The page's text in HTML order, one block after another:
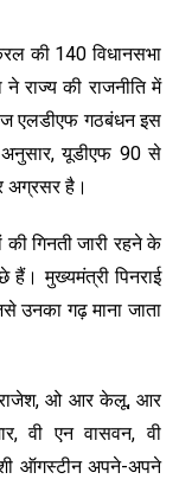
की 140 विधानसभा
राज्य की राजनीति में
एलडीएफ गठबंधन इस
यूडीएफ 90 से
अग्रसर है।
गिनती जारी रहने के
मुख्यमंत्री पिनराई
उनका गढ़ माना जाता
राजेश, ओ आर केलू, आर
वी एन वासवन, वी
ऑगस्टीन अपने-अपने